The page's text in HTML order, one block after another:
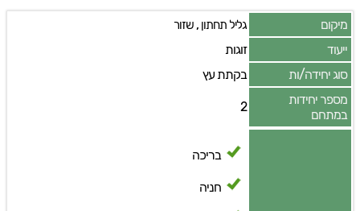
מיקום גליל תחתון, שזור
ייעוד
זוגות
סוג יחידה/ות
בקתת עץ
מספר יחידות
במתחם
2
בריכה
חניה